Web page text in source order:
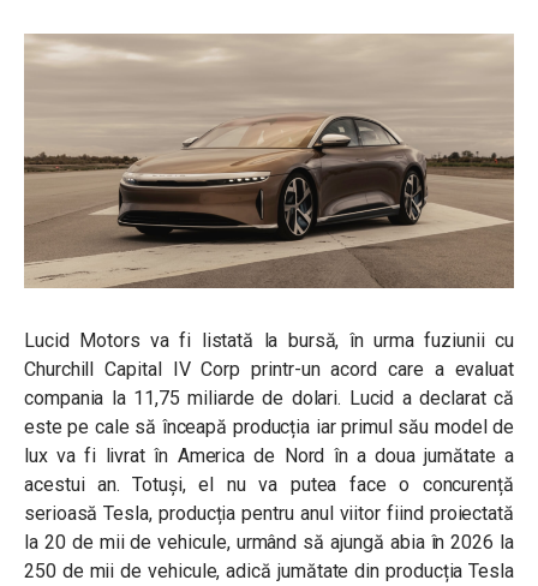
Lucid Motors va fi listată la bursă, în urma fuziunii cu
Churchill Capital IV Corp printr-un acord care a evaluat
compania la 11,75 miliarde de dolari. Lucid a declarat că
este pe cale să înceapă producția iar primul său model de
lux va fi livrat în America de Nord în a doua jumătate a
acestui an. Totuși, el nu va putea face o concurență
serioasă Tesla, producția pentru anul viitor fiind proiectată
la 20 de mii de vehicule, urmând să ajungă abia în 2026 la
250 de mii de vehicule, adică jumătate din producția Tesla